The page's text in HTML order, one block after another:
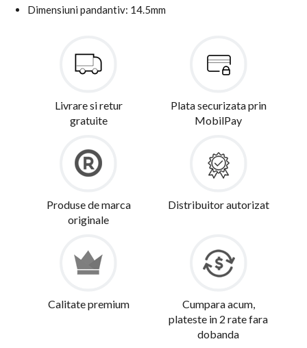
Dimensiuni pandantiv: 14.5mm
Livrare si retur
gratuite
Plata securizata prin
MobilPay
Produse de marca
originale
Distribuitor autorizat
Calitate premium
Cumpara acum,
plateste in 2 rate fara
dobanda